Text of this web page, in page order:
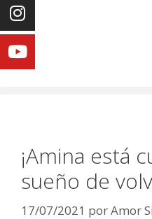
¡Amina está
sueño de
17/07/2021 porAmor